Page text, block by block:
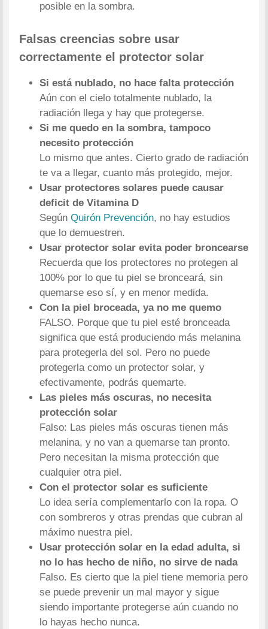
posible en la sombra.
Falsas creencias sobre usar
correctamente el protector solar
Si está nublado, no hace falta protección
Aún con el cielo totalmente nublado, la
radiación llega y hay que protegerse.
Si me quedo en la sombra, tampoco
necesito protección
Lo mismo que antes. Cierto grado de radiación
te va a llegar, cuanto más protegido, mejor.
Usar protectores solares puede causar
deficit de Vitamina D
SegúnQuirón Prevención, no hay estudios
que lo demuestren.
Usar protector solar evita poder broncearse
Recuerda que los protectores no protegen al
100% por lo que tu piel se bronceará, sin
quemarse eso sí, y en menor medida.
Con la piel broceada, ya no me quemo
FALSO. Porque que tu piel esté bronceada
significa que está produciendo más melanina
para protegerla del sol. Pero no puede
protegerla como un protector solar, y
efectivamente, podrás quemarte.
Las pieles más oscuras, no necesita
protección solar
Falso: Las pieles más oscuras tienen más
melanina, y no van a quemarse tan pronto.
Pero necesitan la misma protección que
cualquier otra piel.
Con el protector solar es suficiente
Lo idea sería complementarlo con la ropa. O
con sombreros y otras prendas que cubran al
máximo nuestra piel.
Usar protección solar en la edad adulta, si
no lo has hecho de niño, no sirve de nada
Falso. Es cierto que la piel tiene memoria pero
se puede prevenir un mal mayor y sigue
siendo importante protegerse aún cuando no
lo hayas hecho nunca.